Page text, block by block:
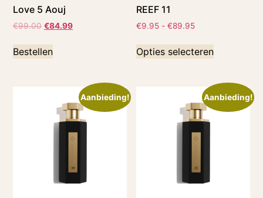
Love 5 Aouj
€99.00 €84.99
Bestellen
REEF 11
€9.95 - €89.95
Opties selecteren
Aanbieding! Aanbieding!